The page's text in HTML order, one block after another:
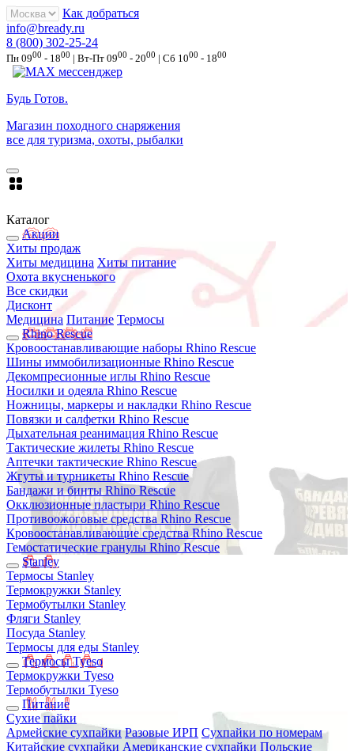
Как добраться
info@bready.ru
8 (800) 302-25-24
Пн 0900 - 1800 | Вт-Пт 0900 - 2000 | Сб 1000 - 1800
Будь Готов.
Магазин походного снаряжения
все для туризма, охоты, рыбалки
Каталог
Акции
Хиты продаж
Хиты медицина Хиты питание
Охота вкусненького
Все скидки
Дисконт
Медицина Питание Термосы
Rhino Rescue
Кровоостанавливающие наборы Rhino Rescue
Шины иммобилизационные Rhino Rescue
Декомпресионные иглы Rhino Rescue
Носилки и одеяла Rhino Rescue
Ножницы, маркеры и накладки Rhino Rescue
Повязки и салфетки Rhino Rescue
Дыхательная реанимация Rhino Rescue
Тактические жилеты Rhino Rescue
Аптечки тактические Rhino Rescue
Жгуты и турникеты Rhino Rescue
Бандажи и бинты Rhino Rescue
Окклюзионные пластыри Rhino Rescue
Противоожоговые средства Rhino Rescue
Кровоостанавливающие средства Rhino Rescue
Гемостатические гранулы Rhino Rescue
Stanley
Термосы Stanley
Термокружки Stanley
Термобутылки Stanley
Фляги Stanley
Посуда Stanley
Термосы для еды Stanley
Термосы Tyeso
Термокружки Tyeso
Термобутылки Tyeso
Питание
Сухие пайки
Армейские сухпайки Разовые ИРП Сухпайки по номерам
Китайские сухпайки Американские сухпайки Польские